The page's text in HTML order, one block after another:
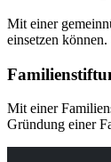
Mit einer
einsetzen
Mit einer
Gründung einer